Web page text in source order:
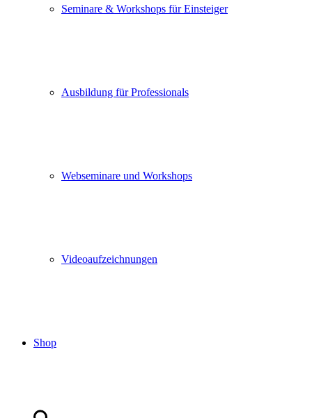
Seminare & Workshops für Einsteiger
Ausbildung für Professionals
Webseminare und Workshops
Videoaufzeichnungen
Shop